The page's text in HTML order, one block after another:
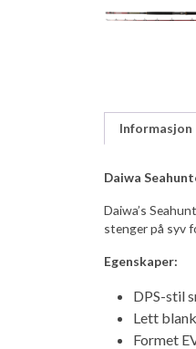
Informasjon
Daiwa
Daiwa’s
stenger på syv
Egenskaper:
DPS-stil
Lett
Formet